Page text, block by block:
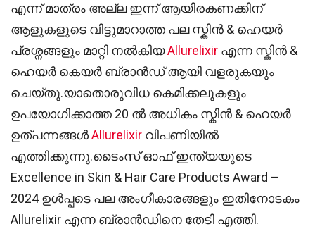
എന്ന് മാത്രം അല്ല ഇന്ന് ആയിരകണക്കിന്
ആളുകളുടെ വിട്ടുമാറാത്ത പല സ്കിൻ & ഹെയർ
പ്രശ്നങ്ങളും മാറ്റി നൽകിയAllurelixir എന്ന സ്കിൻ &
ഹെയർ കെയർ ബ്രാൻഡ് ആയി വളരുകയും
ചെയ്തു.യാതൊരുവിധ കെമിക്കലുകളും
ഉപയോഗിക്കാത്ത 20 ൽ അധികം സ്കിൻ & ഹെയർ
ഉത്പന്നങ്ങൾAllurelixir വിപണിയിൽ
എത്തിക്കുന്നു.ടൈംസ് ഓഫ് ഇന്ത്യയുടെ
Excellence in Skin & Hair Care Products Award –
2024 ഉൾപ്പടെ പല അംഗീകാരങ്ങളും ഇതിനോടകം
Allurelixir എന്ന ബ്രാൻഡിനെ തേടി എത്തി.